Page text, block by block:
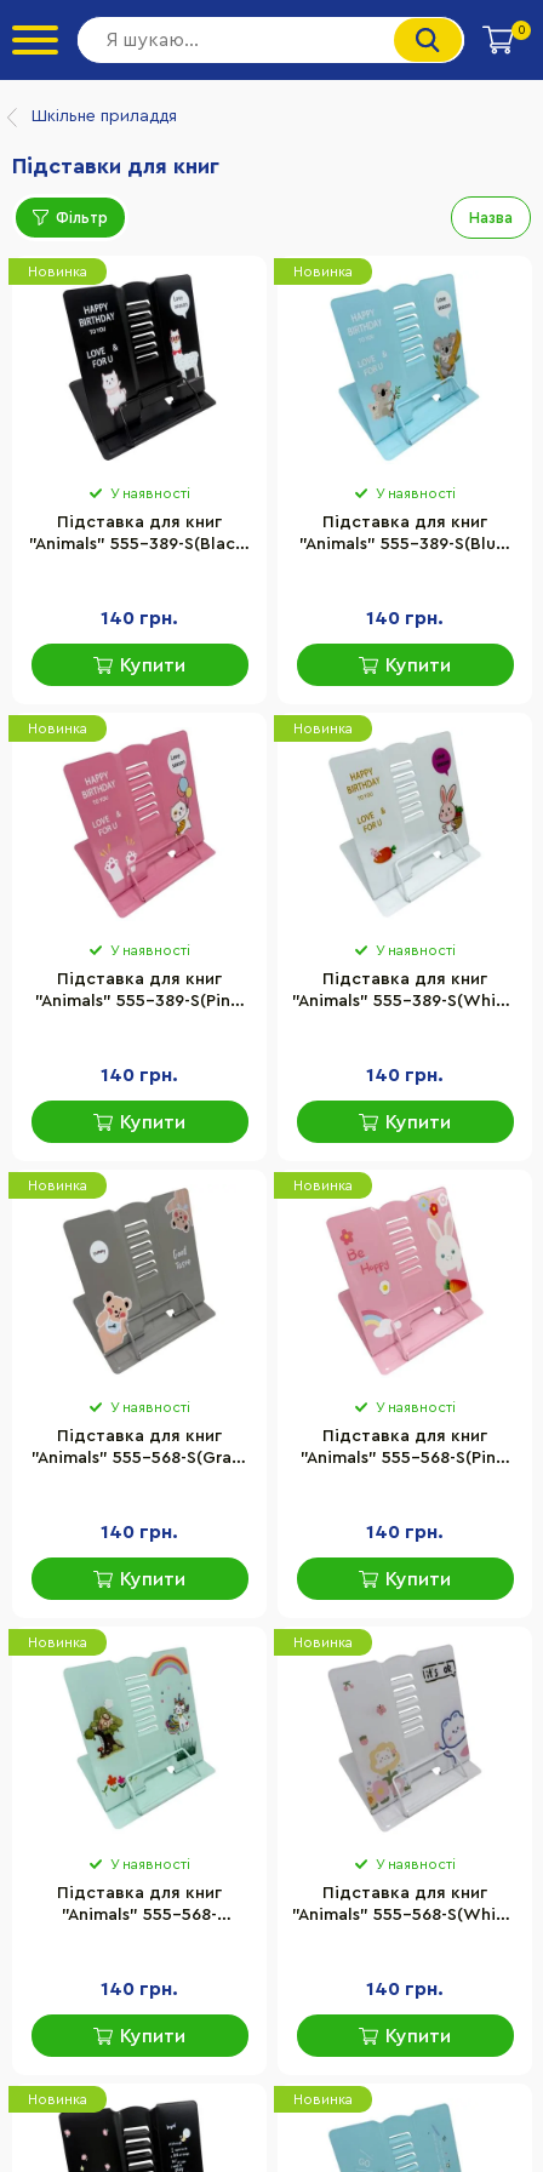
0
Шкільне приладдя
Підставки для книг
Фільтр Назва
Новинка
У наявності
Підставка для книг
"Animals" 555-389-S(Black)
140 грн.
Купити
Новинка
У наявності
Підставка для книг
"Animals" 555-389-S(Blue)
140 грн.
Купити
Новинка
У наявності
Підставка для книг
"Animals" 555-389-S(Pink)
140 грн.
Купити
Новинка
У наявності
Підставка для книг
"Animals" 555-389-S(White)
140 грн.
Купити
Новинка
У наявності
Підставка для книг
"Animals" 555-568-S(Gray)
140 грн.
Купити
Новинка
У наявності
Підставка для книг
"Animals" 555-568-S(Pink)
140 грн.
Купити
Новинка
У наявності
Підставка для книг
"Animals" 555-568-
140 грн.
Купити
Новинка
У наявності
Підставка для книг
"Animals" 555-568-S(White)
140 грн.
Купити
Новинка Новинка